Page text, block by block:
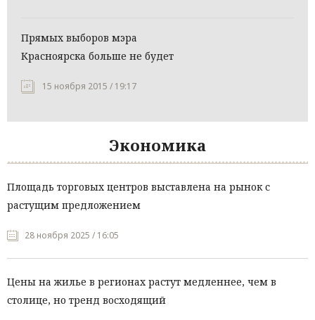
Прямых выборов мэра
Красноярска больше не будет
15 ноября 2015 / 19:17
Экономика
Площадь торговых центров выставлена на рынок с
растущим предложением
28 ноября 2025 / 16:05
Цены на жилье в регионах растут медленнее, чем в
столице, но тренд восходящий